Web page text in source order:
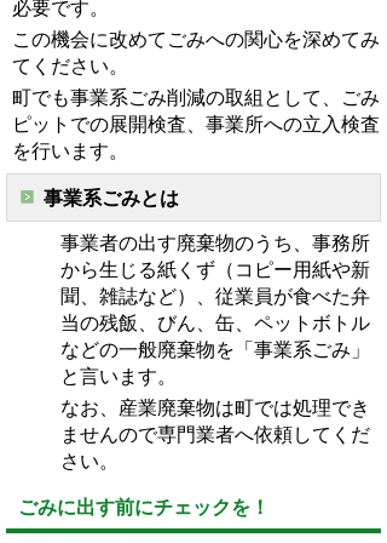
必要です。
この機会に改めてごみへの関心を深めてみ
てください。
町でも事業系ごみ削減の取組として、ごみ
ピットでの展開検査、事業所への立入検査
を行います。
事業系ごみとは
事業者の出す廃棄物のうち、事務所
から生じる紙くず（コピー用紙や新
聞、雑誌など）、従業員が食べた弁
当の残飯、びん、缶、ペットボトル
などの一般廃棄物を「事業系ごみ」
と言います。
なお、産業廃棄物は町では処理でき
ませんので専門業者へ依頼してくだ
さい。
ごみに出す前にチェックを！